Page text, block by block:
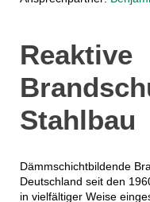
Reaktive
Stahlbau
Dämmschichtbildende
Deutschland seit den
in vielfältiger Weise